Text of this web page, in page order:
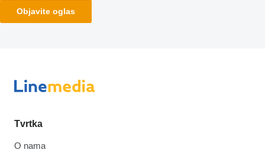
Objavite oglas
Tvrtka
O nama